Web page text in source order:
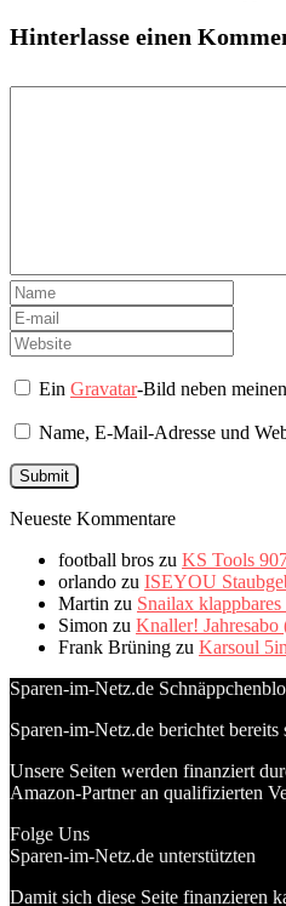
Hinterlasse einen
EinGravatar-Bild neben
Name, E-Mail-Adresse und
Neueste Kommentare
football bros zu KS Tools
orlando zu ISEYOU
Martin zu Snailax
Simon zu Knaller!
Frank Brüning zu Karsoul
Sparen-im-Netz.de
Sparen-im-Netz.de berichtet
Unsere Seiten werden finanziert
Amazon-Partner an qualifizierten
Folge Uns
Sparen-im-Netz.de unterstützten
Damit sich diese Seite finanzieren